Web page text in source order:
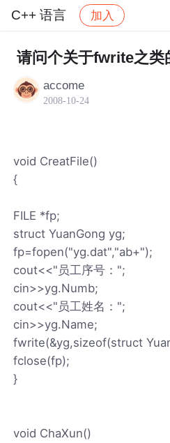
C++ 语言 加入
社区 C++ 语言 帖子详
请问个关于fwrite之类
accome
2008-10-24
void CreatFile()
{
FILE *fp;
struct YuanGong yg;
fp=fopen("yg.dat","ab+");
cout<<"员工序号：";
cin>>yg.Numb;
cout<<"员工姓名：";
cin>>yg.Name;
fwrite(&yg,sizeof(struct
fclose(fp);
}
void ChaXun()